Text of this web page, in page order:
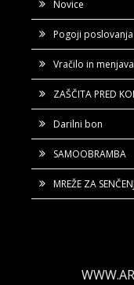
Novice
Pogoji poslovanja
Vračilo in
ZAŠČITA PRED
Darilni bon
SAMOOBRAMBA
MREŽE ZA